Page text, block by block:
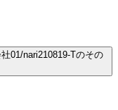
01/nari210819-Tのその